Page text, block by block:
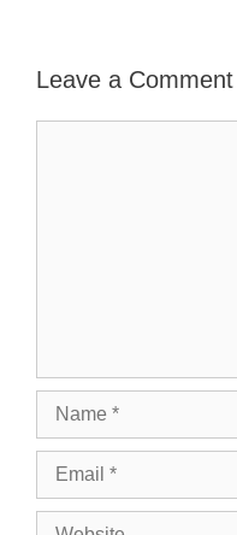
Leave a Comment
Name
Email
Website